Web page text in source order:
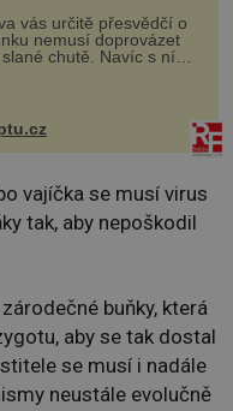
vás určitě přesvědčí o
nemusí doprovázet
chutě. Navíc s ní
hodně hladových
sádlo 3 kg šunky
česneku hl...
vajíčka se musí virus
tak, aby nepoškodil
buňky, která
aby se tak dostal
se musí i nadále
neustále evolučně